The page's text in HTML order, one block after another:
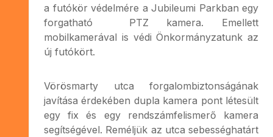
a futókör védelmére a Jubileumi Parkban egy
forgatható PTZ kamera. Emellett
mobilkamerával is védi Önkormányzatunk az
új futókört.
Vörösmarty utca forgalombiztonságának
javítása érdekében dupla kamera pont létesült
egy fix és egy rendszámfelismerő kamera
segítségével. Reméljük az utca sebességhatárt